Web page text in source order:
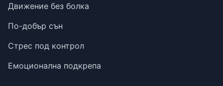
Движение без болка
По-добър сън
Стрес под контрол
Емоционална подкрепа